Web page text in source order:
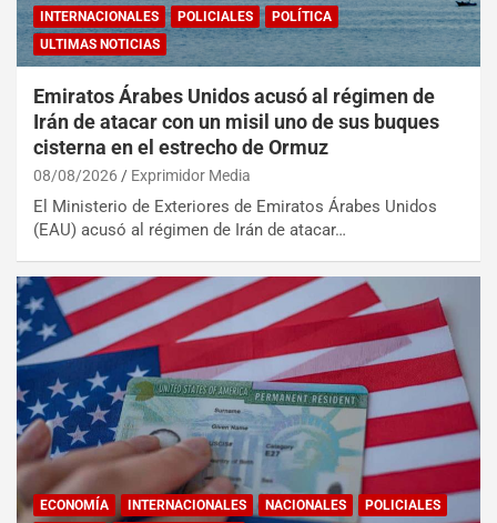
INTERNACIONALES POLICIALES
POLÍTICA
ULTIMAS NOTICIAS
Emiratos Árabes Unidos acusó al régimen de
Irán de atacar con un misil uno de sus buques
cisterna en el estrecho de Ormuz
08/08/2026 Exprimidor Media
El Ministerio de Exteriores de Emiratos Árabes Unidos
(EAU) acusó al régimen de Irán de atacar…
ECONOMÍA INTERNACIONALES NACIONALES
POLICIALES